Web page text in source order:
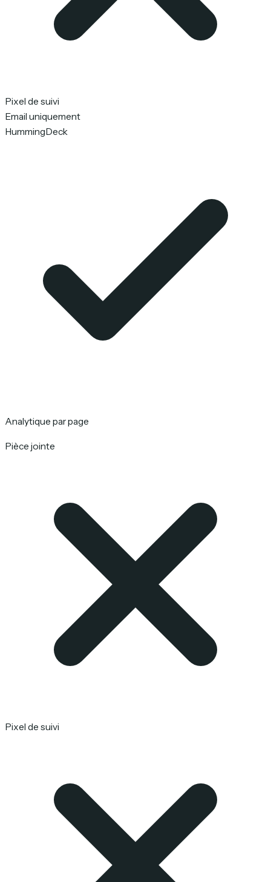
Pixel de suivi
Email uniquement
HummingDeck
Analytique par page
Pièce jointe
Pixel de suivi